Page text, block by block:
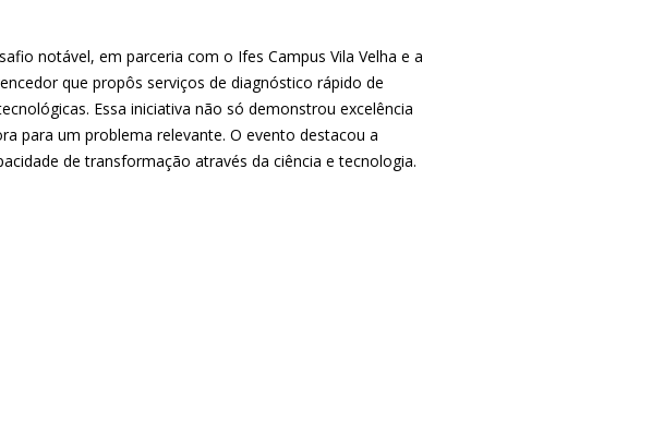
notável, em parceria com o Ifes Campus Vila Velha e a
que propôs serviços de diagnóstico rápido de
Essa iniciativa não só demonstrou excelência
para um problema relevante. O evento destacou a
de transformação através da ciência e tecnologia.